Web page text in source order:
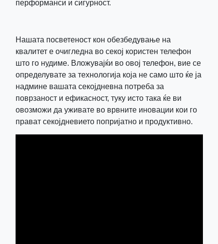
перформанси и сигурност.
Нашата посветеност кон обезбедување на
квалитет е очигледна во секој користен телефон
што го нудиме. Вложувајќи во овој телефон, вие се
определувате за технологија која не само што ќе ја
надмине вашата секојдневна потреба за
поврзаност и ефикасност, туку исто така ќе ви
овозможи да уживате во врвните иновации кои го
прават секојдневието попријатно и продуктивно.